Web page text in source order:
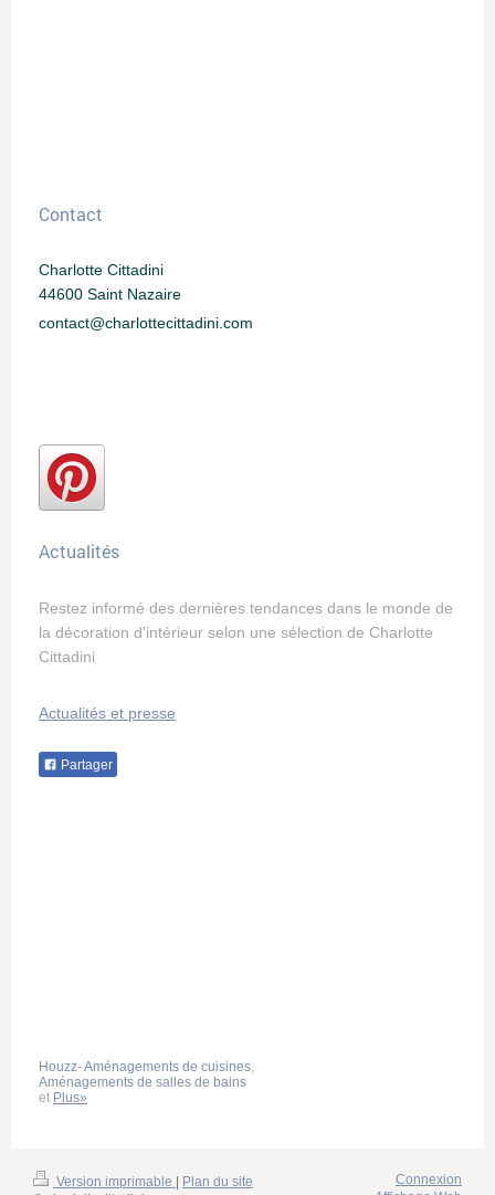
Contact
Charlotte Cittadini
44600 Saint Nazaire
contact@charlottecittadini.com
Actualités
Restez informé des dernières tendances dans le monde de
la décoration d'intérieur selon une sélection de Charlotte
Cittadini
Actualités et presse
Partager
Houzz-Aménagements de cuisines,
Aménagements de salles de bains
et Plus»
Version imprimable
Plan du site
Connexion